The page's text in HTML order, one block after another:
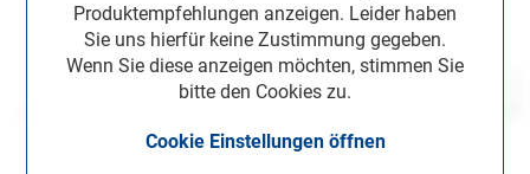
Produktempfehlungen anzeigen. Leider haben
Sie uns hierfür keine Zustimmung gegeben.
Wenn Sie diese anzeigen möchten, stimmen Sie
bitte den Cookies zu.
Cookie Einstellungen öffnen